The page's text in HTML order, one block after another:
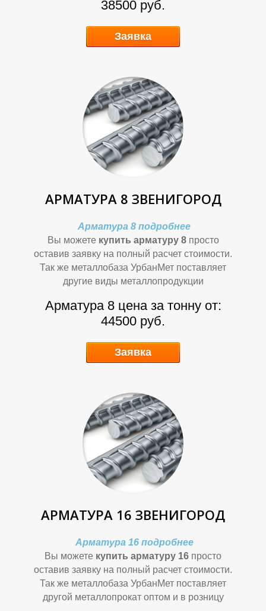
О
К
А
38500 руб.
Заявка
АРМАТУРА 8 ЗВЕНИГОРОД
Арматура 8 подробнее
Вы можете купить арматуру 8просто
оставив заявку на полный расчет стоимости.
Так же металлобаза УрбанМет поставляет
другие виды металлопродукции
Арматура 8 цена за тонну от:
44500 руб.
Заявка
АРМАТУРА 16 ЗВЕНИГОРОД
Арматура 16 подробнее
Вы можете купить арматуру 16 просто
оставив заявку на полный расчет стоимости.
Так же металлобаза УрбанМет поставляет
другой металлопрокат оптом и в розницу
О
К
А